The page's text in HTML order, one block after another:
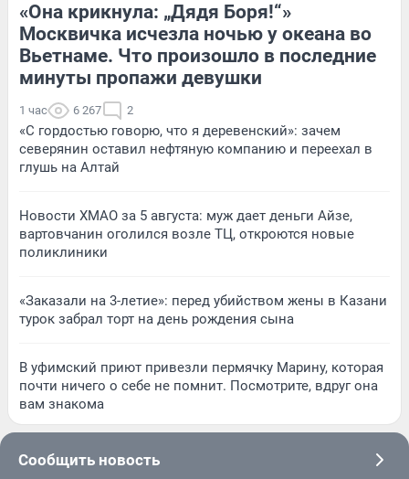
«Она крикнула: „Дядя Боря!“»
Москвичка исчезла ночью у океана во
Вьетнаме. Что произошло в последние
минуты пропажи девушки
1 час 6 267 2
«С гордостью говорю, что я деревенский»: зачем
северянин оставил нефтяную компанию и переехал в
глушь на Алтай
Новости ХМАО за 5 августа: муж дает деньги Айзе,
вартовчанин оголился возле ТЦ, откроются новые
поликлиники
«Заказали на 3-летие»: перед убийством жены в Казани
турок забрал торт на день рождения сына
В уфимский приют привезли пермячку Марину, которая
почти ничего о себе не помнит. Посмотрите, вдруг она
вам знакома
Сообщить новость